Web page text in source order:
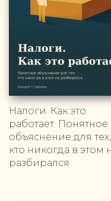
Налоги. Как это
работает. Понятное
объяснение для тех,
кто никогда в этом
разбирался